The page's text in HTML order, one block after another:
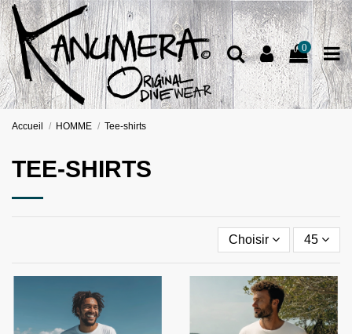
0
Accueil HOMME Tee-shirts
TEE-SHIRTS
Choisir 45